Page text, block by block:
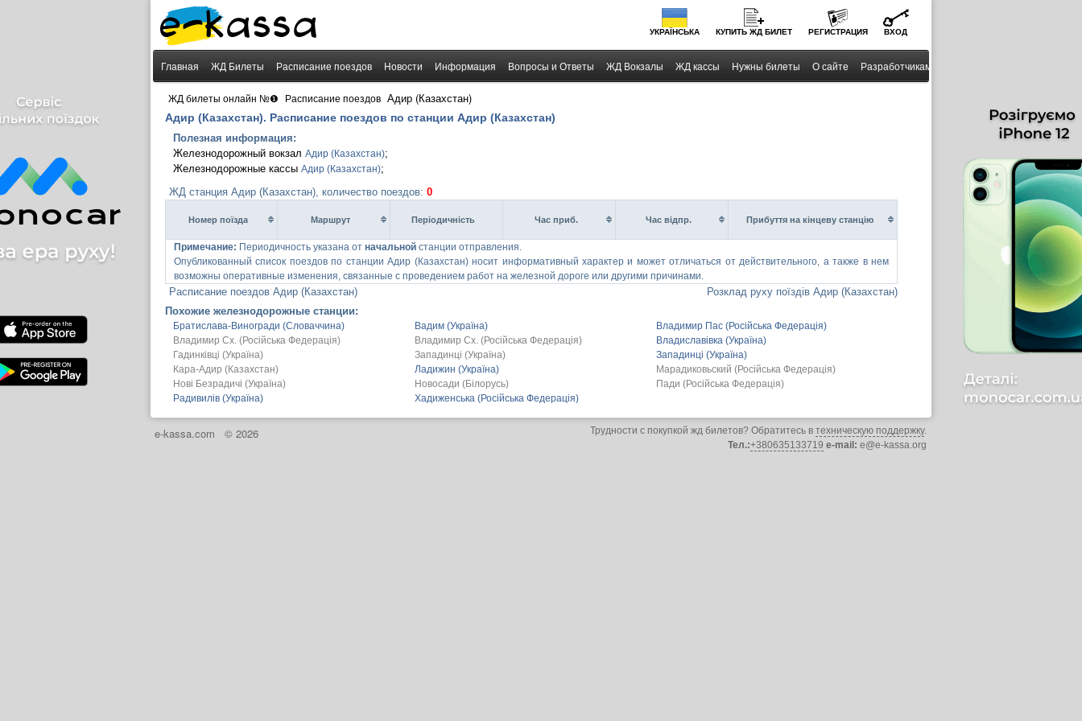
УКРАЇНСЬКА КУПИТЬ ЖД БИЛЕТ РЕГИСТРАЦИЯ ВХОД
Главная ЖД Билеты Расписание поездов Новости Информация Вопросы и Ответы ЖД Вокзалы ЖД кассы Нужны билеты О сайте Разработчикам
ЖД билеты онлайн №❶ Расписание поездов Адир (Казахстан)
Адир (Казахстан). Расписание поездов по станции Адир (Казахстан)
Полезная информация:
Железнодорожный вокзал Адир (Казахстан);
Железнодорожные кассы Адир (Казахстан);
ЖД станция Адир (Казахстан), количество поездов: 0
Номер поїзда Маршрут Перiодичнiсть Час приб. Час вiдпр. Прибуття на кінцеву станцію
Примечание: Периодичность указана от начальной станции отправления.
Опубликованный список поездов по станции Адир (Казахстан) носит информативный характер и может отличаться от действительного, а также в нем
возможны оперативные изменения, связанные с проведением работ на железной дороге или другими причинами.
Расписание поездов Адир (Казахстан)
Розклад руху поїздів Адир (Казахстан)
Похожие железнодорожные станции:
Братислава-Виногради (Словаччина) Вадим (Україна)
Владимир Пас (Російська Федерація)
Владимир Сх. (Російська Федерація)
Владимир Сх. (Російська Федерація)
Владиславівка (Україна)
Гадинківці (Україна)
Западинці (Україна)
Западинці (Україна)
Кара-Адир (Казахстан)
Ладижин (Україна)
Марадиковьский (Російська Федерація)
Нові Безрадичі (Україна)
Новосади (Білорусь)
Пади (Російська Федерація)
Радивилів (Україна)
Хадиженська (Російська Федерація)
e-kassa.com © 2026 Трудности с покупкой жд билетов? Обратитесь в техническую поддержку.
Тел.:+380635133719 e-mail: e@e-kassa.org